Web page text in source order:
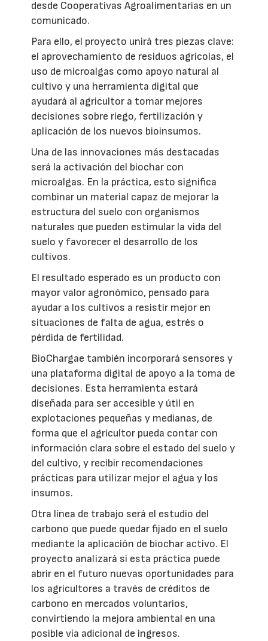
desde Cooperativas Agroalimentarias en un
comunicado.
Para ello, el proyecto unirá tres piezas clave:
el aprovechamiento de residuos agrícolas, el
uso de microalgas como apoyo natural al
cultivo y una herramienta digital que
ayudará al agricultor a tomar mejores
decisiones sobre riego, fertilización y
aplicación de los nuevos bioinsumos.
Una de las innovaciones más destacadas
será la activación del biochar con
microalgas. En la práctica, esto significa
combinar un material capaz de mejorar la
estructura del suelo con organismos
naturales que pueden estimular la vida del
suelo y favorecer el desarrollo de los
cultivos.
El resultado esperado es un producto con
mayor valor agronómico, pensado para
ayudar a los cultivos a resistir mejor en
situaciones de falta de agua, estrés o
pérdida de fertilidad.
BioChargae también incorporará sensores y
una plataforma digital de apoyo a la toma de
decisiones. Esta herramienta estará
diseñada para ser accesible y útil en
explotaciones pequeñas y medianas, de
forma que el agricultor pueda contar con
información clara sobre el estado del suelo y
del cultivo, y recibir recomendaciones
prácticas para utilizar mejor el agua y los
insumos.
Otra línea de trabajo será el estudio del
carbono que puede quedar fijado en el suelo
mediante la aplicación de biochar activo. El
proyecto analizará si esta práctica puede
abrir en el futuro nuevas oportunidades para
los agricultores a través de créditos de
carbono en mercados voluntarios,
convirtiendo la mejora ambiental en una
posible vía adicional de ingresos.